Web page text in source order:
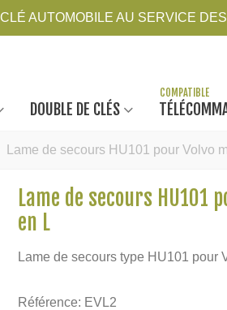
AUTOMOBILE AU SERVICE
DOUBLE DE CLÉS
Lame de secours HU101 pour Volvo
Lame de secours HU101
en L
Lame de secours type HU101 pour
Référence: EVL2